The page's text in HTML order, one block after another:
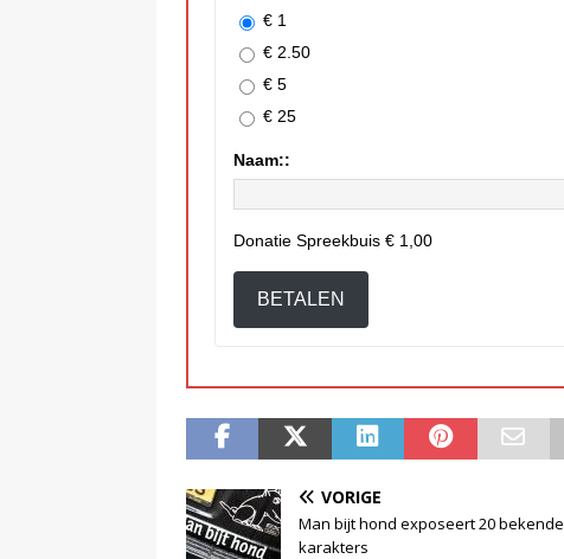
€ 1
€ 2.50
€ 5
€ 25
Naam::
Donatie Spreekbuis € 1,00
BETALEN
VORIGE
Man bijt hond exposeert 20 bekende
karakters